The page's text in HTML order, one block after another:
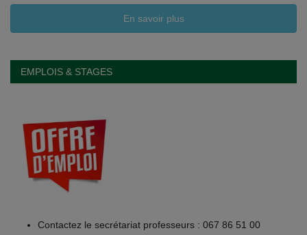
En savoir plus
EMPLOIS & STAGES
Contactez le secrétariat professeurs : 067 86 51 00